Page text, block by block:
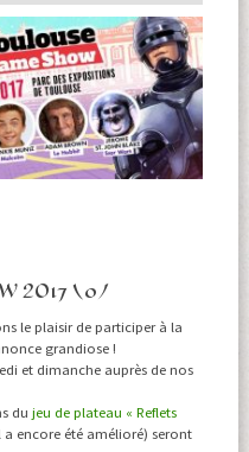
2017 \o/
le plaisir de participer à la
grandiose !
et dimanche auprès de nos
du jeu de plateau « Reflets
encore été amélioré) seront